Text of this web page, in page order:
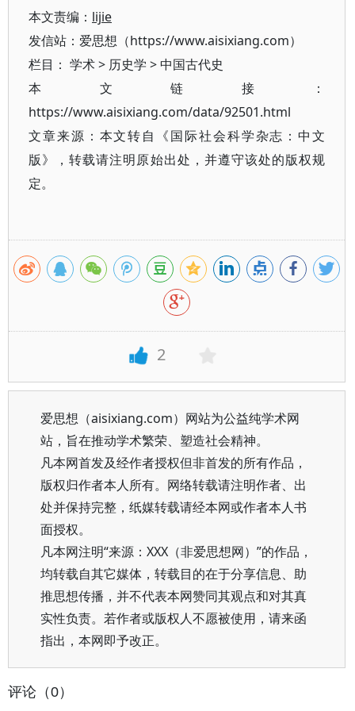
本文责编： lijie
发信站：爱思想（https://www.aisixiang.com）
栏目： 学术> 历史学 >中国古代史
本文链接：
https://www.aisixiang.com/data/92501.html
文章来源：本文转自《国际社会科学杂志：中文
版》，转载请注明原始出处，并遵守该处的版权规
定。
2
爱思想（aisixiang.com）网站为公益纯学术网
站，旨在推动学术繁荣、塑造社会精神。
凡本网首发及经作者授权但非首发的所有作品，
版权归作者本人所有。网络转载请注明作者、出
处并保持完整，纸媒转载请经本网或作者本人书
面授权。
凡本网注明“来源：XXX（非爱思想网）”的作品，
均转载自其它媒体，转载目的在于分享信息、助
推思想传播，并不代表本网赞同其观点和对其真
实性负责。若作者或版权人不愿被使用，请来函
指出，本网即予改正。
评论（0）